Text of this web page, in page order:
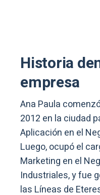
Historia
empresa
Ana Paula
2012 en la ciudad
Aplicación en el
Luego, ocupó el
Marketing en el
Industriales, y fue
las Líneas de